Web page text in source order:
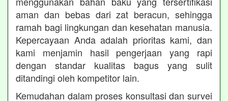
aman dan bebas dari zat beracun, sehingga
ramah bagi lingkungan dan kesehatan manusia.
Kepercayaan Anda adalah prioritas kami, dan
kami menjamin hasil pengerjaan yang rapi
dengan standar kualitas bagus yang sulit
ditandingi oleh kompetitor lain.
Kemudahan dalam proses konsultasi dan survei